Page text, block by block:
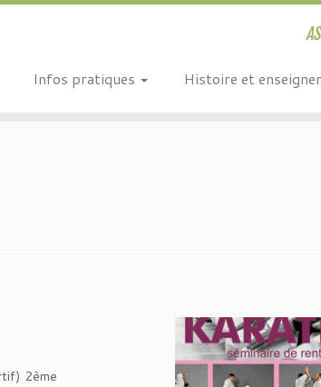
Infos pratiques Histoire et
2ème